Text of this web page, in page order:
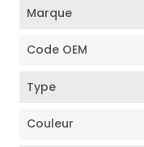
Marque
Code OEM
Type
Couleur